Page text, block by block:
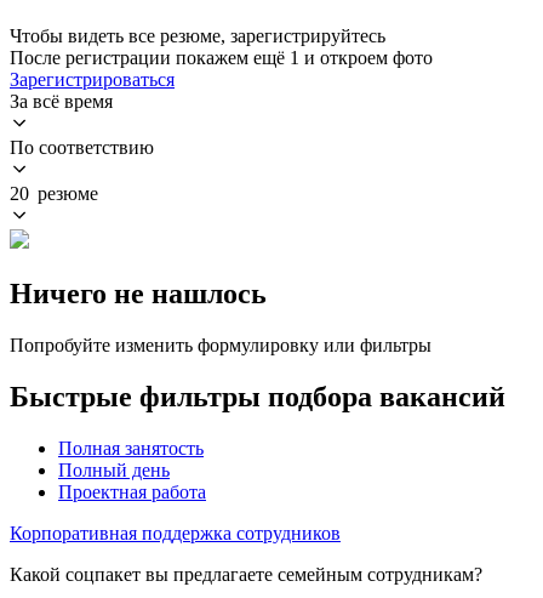
Чтобы видеть все резюме, зарегистрируйтесь
После регистрации покажем ещё 1 и откроем фото
Зарегистрироваться
За всё время
По соответствию
20 резюме
Ничего не нашлось
Попробуйте изменить формулировку или фильтры
Быстрые фильтры подбора вакансий
Полная занятость
Полный день
Проектная работа
Корпоративная поддержка сотрудников
Какой соцпакет вы предлагаете семейным сотрудникам?